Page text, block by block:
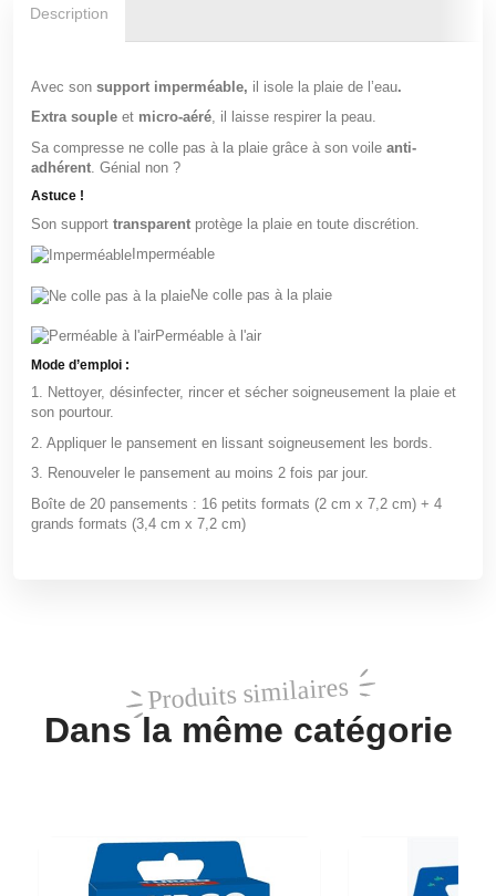
Description
Avec son support imperméable, il isole la plaie de l’eau.
Extra souple et micro-aéré, il laisse respirer la peau.
Sa compresse ne colle pas à la plaie grâce à son voile anti-
adhérent . Génial non ?
Astuce !
Son support transparent protège la plaie en toute discrétion.
Imperméable
Ne colle pas à la plaie
Perméable à l'air
Mode d’emploi :
1. Nettoyer, désinfecter, rincer et sécher soigneusement la plaie et
son pourtour.
2. Appliquer le pansement en lissant soigneusement les bords.
3. Renouveler le pansement au moins 2 fois par jour.
Boîte de 20 pansements : 16 petits formats (2 cm x 7,2 cm) + 4
grands formats (3,4 cm x 7,2 cm)
Produits similaires
Dans la même catégorie